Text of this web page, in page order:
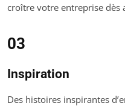
croître votre entreprise dès
03
Inspiration
Des histoires inspirantes